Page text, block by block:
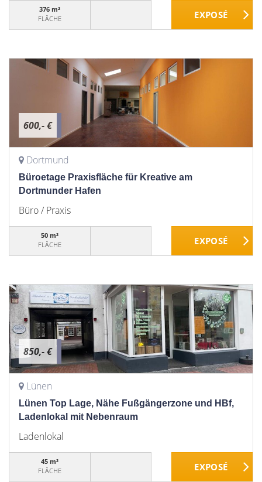
376 m²
FLÄCHE
600,- €
Dortmund
Büroetage Praxisfläche für Kreative am
Dortmunder Hafen
Büro / Praxis
50 m²
FLÄCHE
850,- €
Lünen
Lünen Top Lage, Nähe Fußgängerzone und HBf,
Ladenlokal mit Nebenraum
Ladenlokal
45 m²
FLÄCHE